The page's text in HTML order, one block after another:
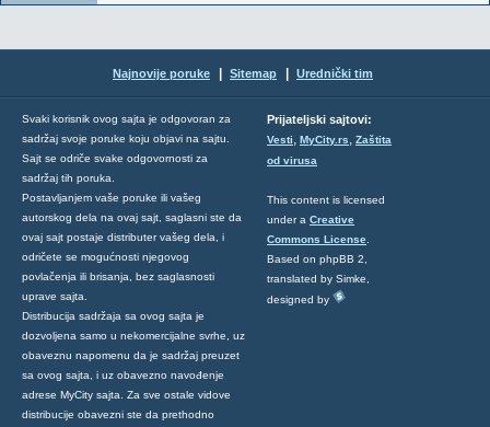
Najnovije poruke Sitemap Urednički tim
Svaki korisnik ovog sajta je odgovoran za
sadržaj svoje poruke koju objavi na sajtu.
Sajt se odriče svake odgovornosti za
sadržaj tih poruka.
Postavljanjem vaše poruke ili vašeg
autorskog dela na ovaj sajt, saglasni ste da
ovaj sajt postaje distributer vašeg dela, i
odričete se mogućnosti njegovog
povlačenja ili brisanja, bez saglasnosti
uprave sajta.
Distribucija sadržaja sa ovog sajta je
dozvoljena samo u nekomercijalne svrhe, uz
obaveznu napomenu da je sadržaj preuzet
sa ovog sajta, i uz obavezno navođenje
adrese MyCity sajta. Za sve ostale vidove
distribucije obavezni ste da prethodno
Prijateljski sajtovi:
Vesti, MyCity.rs, Zaštita
od virusa
This content is licensed
under a Creative
Commons License
Based on phpBB 2,
translated by Simke,
designed by